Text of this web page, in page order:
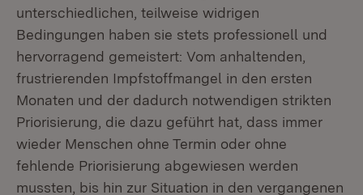
unterschiedlichen, teilweise widrigen
Bedingungen haben sie stets professionell und
hervorragend gemeistert: Vom anhaltenden,
frustrierenden Impfstoffmangel in den ersten
Monaten und der dadurch notwendigen strikten
Priorisierung, die dazu geführt hat, dass immer
wieder Menschen ohne Termin oder ohne
fehlende Priorisierung abgewiesen werden
mussten, bis hin zur Situation in den vergangenen